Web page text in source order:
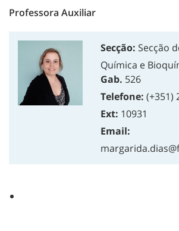
Professora Auxiliar
Secção: Secção
Química e
Gab. 526
Telefone: (+351)
Ext: 10931
Email: